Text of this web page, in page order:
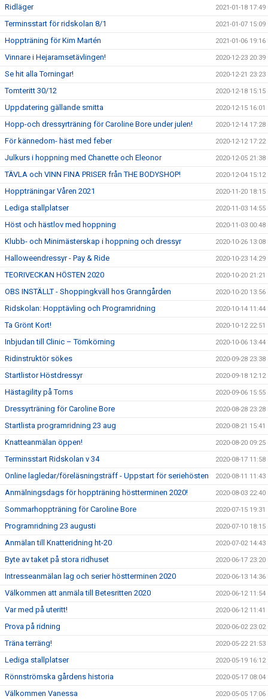
Ridläger 2021-01-18 17:49
Terminsstart för ridskolan 8/1 2021-01-07 15:09
Hoppträning för Kim Martén 2021-01-06 19:16
Vinnare i Hejaramsetävlingen! 2020-12-23 20:39
Se hit alla Torningar! 2020-12-21 23:23
Tomteritt 30/12 2020-12-18 15:15
Uppdatering gällande smitta 2020-12-15 16:01
Hopp-och dressyrträning för Caroline Bore under julen! 2020-12-14 17:28
För kännedom- häst med feber 2020-12-12 17:22
Julkurs i hoppning med Chanette och Eleonor 2020-12-05 21:38
TÄVLA och VINN FINA PRISER från THE BODYSHOP! 2020-12-04 15:12
Hoppträningar Våren 2021 2020-11-20 18:15
Lediga stallplatser 2020-11-03 14:55
Höst och hästlov med hoppning 2020-11-03 00:48
Klubb- och Minimästerskap i hoppning och dressyr 2020-10-26 13:08
Halloweendressyr - Pay & Ride 2020-10-23 14:29
TEORIVECKAN HÖSTEN 2020 2020-10-20 21:21
OBS INSTÄLLT - Shoppingkväll hos Granngården 2020-10-20 13:56
Ridskolan: Hopptävling och Programridning 2020-10-14 11:44
Ta Grönt Kort! 2020-10-12 22:51
Inbjudan till Clinic – Tömkörning 2020-10-06 13:44
Ridinstruktör sökes 2020-09-28 23:38
Startlistor Höstdressyr 2020-09-18 12:12
Hästagility på Torns 2020-09-06 15:55
Dressyrträning för Caroline Bore 2020-08-28 23:28
Startlista programridning 23 aug 2020-08-21 15:41
Knatteanmälan öppen! 2020-08-20 09:25
Terminsstart Ridskolan v 34 2020-08-17 11:58
Online lagledar/föreläsningsträff - Uppstart för seriehösten 2020-08-11 11:43
Anmälningsdags för hoppträning höstterminen 2020! 2020-08-03 22:40
Sommarhoppträning för Caroline Bore 2020-07-15 19:31
Programridning 23 augusti 2020-07-10 18:15
Anmälan till Knatteridning ht-20 2020-07-02 14:43
Byte av taket på stora ridhuset 2020-06-17 23:20
Intresseanmälan lag och serier höstterminen 2020 2020-06-13 14:36
Välkommen att anmäla till Betesritten 2020 2020-06-12 11:54
Var med på uteritt! 2020-06-12 11:41
Prova på ridning 2020-06-02 23:02
Träna terräng! 2020-05-22 21:53
Lediga stallplatser 2020-05-19 16:12
Rönnströmska gårdens historia 2020-05-17 08:04
Välkommen Vanessa 2020-05-05 17:06